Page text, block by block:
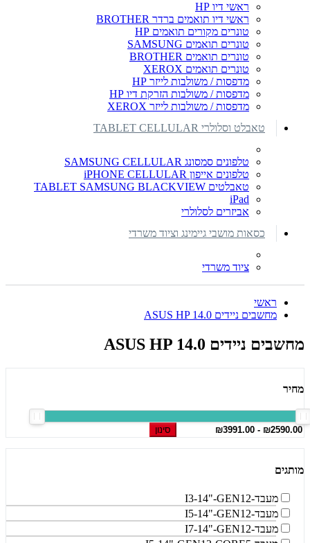
ראשי דיו HP
ראשי דיו תואמים ברדר BROTHER
טונרים מקורים תואמים HP
טונרים תואמים SAMSUNG
טונרים תואמים BROTHER
טונרים תואמים XEROX
מדפסות / משולבות לייזר HP
מדפסות / משולבות הזרקת דיו HP
מדפסות / משולבות לייזר XEROX
טאבלט וסלולרי TABLET CELLULAR
טלפונים סמסונג SAMSUNG CELLULAR
טלפונים אייפון iPHONE CELLULAR
טאבלטים TABLET SAMSUNG BLACKVIEW
iPad
אביזרים לסלולרי
כסאות מושבי גיימינג וציוד משרדי
ציוד משרדי
ראשי
מחשבים ניידים ASUS HP 14.0
מחשבים ניידים ASUS HP 14.0
מחיר
סינון
מותגים
מעבד-I3-14"-GEN12
מעבד-I5-14"-GEN12
מעבד-I7-14"-GEN12